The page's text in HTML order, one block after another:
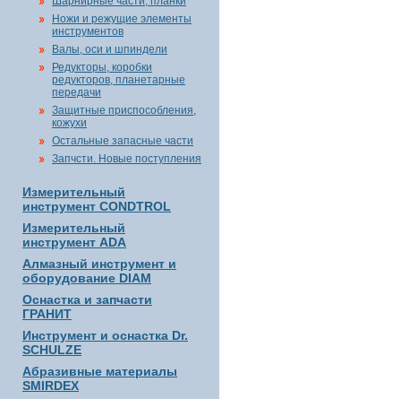
Ножи и режущие элементы
инструментов
Валы, оси и шпиндели
Редукторы, коробки
редукторов, планетарные
передачи
Защитные приспособления,
кожухи
Остальные запасные части
Запчсти. Новые поступления
Измерительный
инструмент CONDTROL
Измерительный
инструмент ADA
Алмазный инструмент и
оборудование DIAM
Оснастка и запчасти
ГРАНИТ
Инструмент и оснастка Dr.
SCHULZE
Абразивные материалы
SMIRDEX